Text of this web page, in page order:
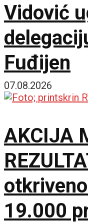
Vidović
Fuđijen
07.08.2026
AKCIJA
19.000